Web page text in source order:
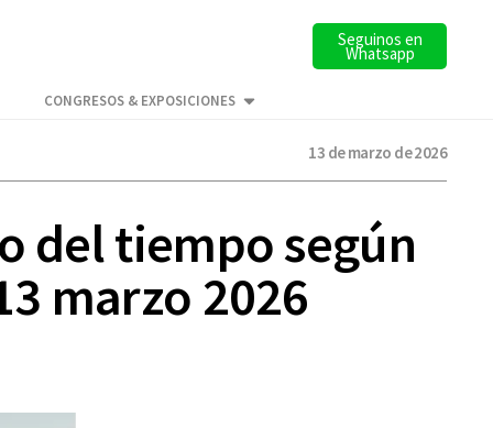
Seguinos en
Whatsapp
CONGRESOS & EXPOSICIONES
13 de marzo de 2026
del tiempo según
marzo 2026